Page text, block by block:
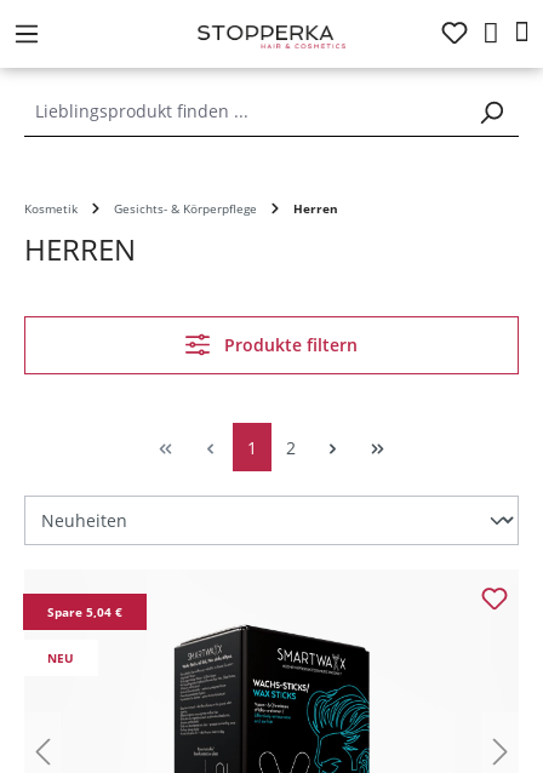
springen
Kosmetik Gesichts- & Körperpflege Herren
HERREN
Produkte filtern
1 2
Spare 5,04 €
NEU